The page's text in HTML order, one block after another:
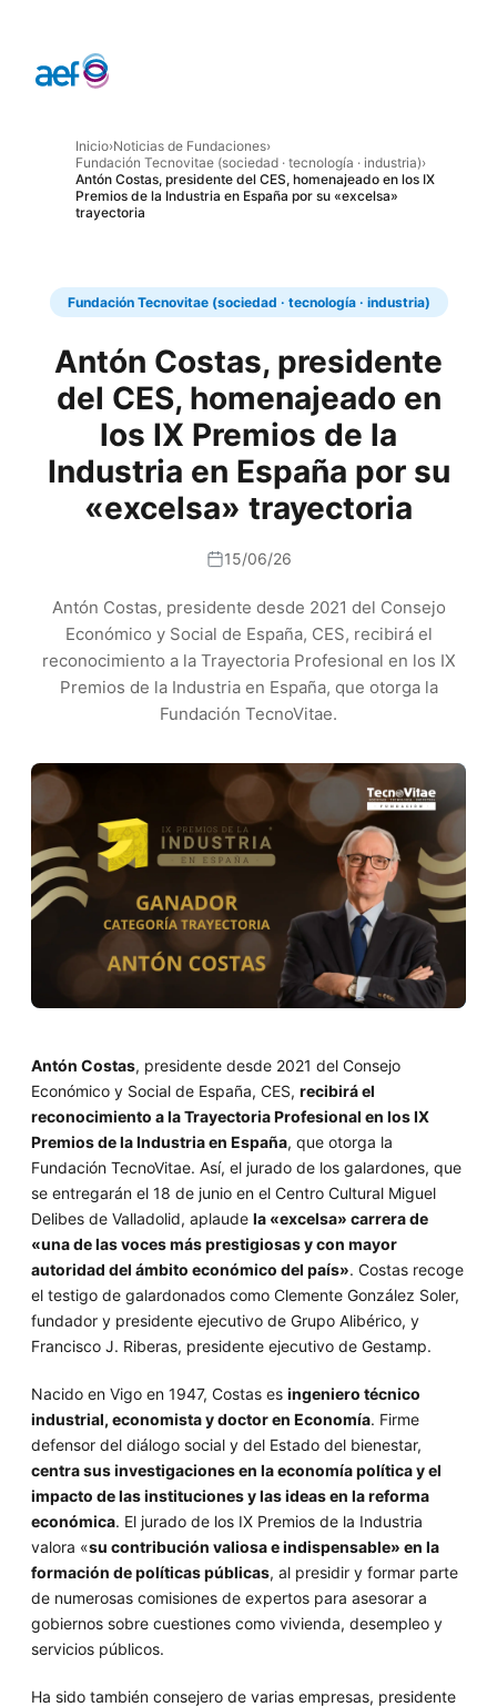
Inicio›Noticias de Fundaciones›
Fundación Tecnovitae (sociedad · tecnología · industria)›
Antón Costas, presidente del CES, homenajeado en los IX
Premios de la Industria en España por su «excelsa»
trayectoria
Fundación Tecnovitae (sociedad · tecnología · industria)
Antón Costas, presidente
del CES, homenajeado en
los IX Premios de la
Industria en España por su
«excelsa» trayectoria
15/06/26
Antón Costas, presidente desde 2021 del Consejo
Económico y Social de España, CES, recibirá el
reconocimiento a la Trayectoria Profesional en los IX
Premios de la Industria en España, que otorga la
Fundación TecnoVitae.
Antón Costas, presidente desde 2021 del Consejo
Económico y Social de España, CES, recibirá el
reconocimiento a la Trayectoria Profesional en los IX
Premios de la Industria en España, que otorga la
Fundación TecnoVitae. Así, el jurado de los galardones, que
se entregarán el 18 de junio en el Centro Cultural Miguel
Delibes de Valladolid, aplaude la «excelsa» carrera de
«una de las voces más prestigiosas y con mayor
autoridad del ámbito económico del país». Costas recoge
el testigo de galardonados como Clemente González Soler,
fundador y presidente ejecutivo de Grupo Alibérico, y
Francisco J. Riberas, presidente ejecutivo de Gestamp.
Nacido en Vigo en 1947, Costas es ingeniero técnico
industrial, economista y doctor en Economía. Firme
defensor del diálogo social y del Estado del bienestar,
centra sus investigaciones en la economía política y el
impacto de las instituciones y las ideas en la reforma
económica. El jurado de los IX Premios de la Industria
valora «su contribución valiosa e indispensable» en la
formación de políticas públicas, al presidir y formar parte
de numerosas comisiones de expertos para asesorar a
gobiernos sobre cuestiones como vivienda, desempleo y
servicios públicos.
Ha sido también consejero de varias empresas, presidente